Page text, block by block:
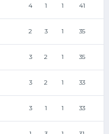
4 1 1 41
2 3 1 35
3 2 1 35
3 2 1 33
3 1 1 33